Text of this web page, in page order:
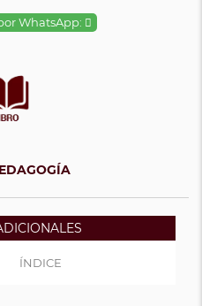
WhatsApp:
ÍNDICE